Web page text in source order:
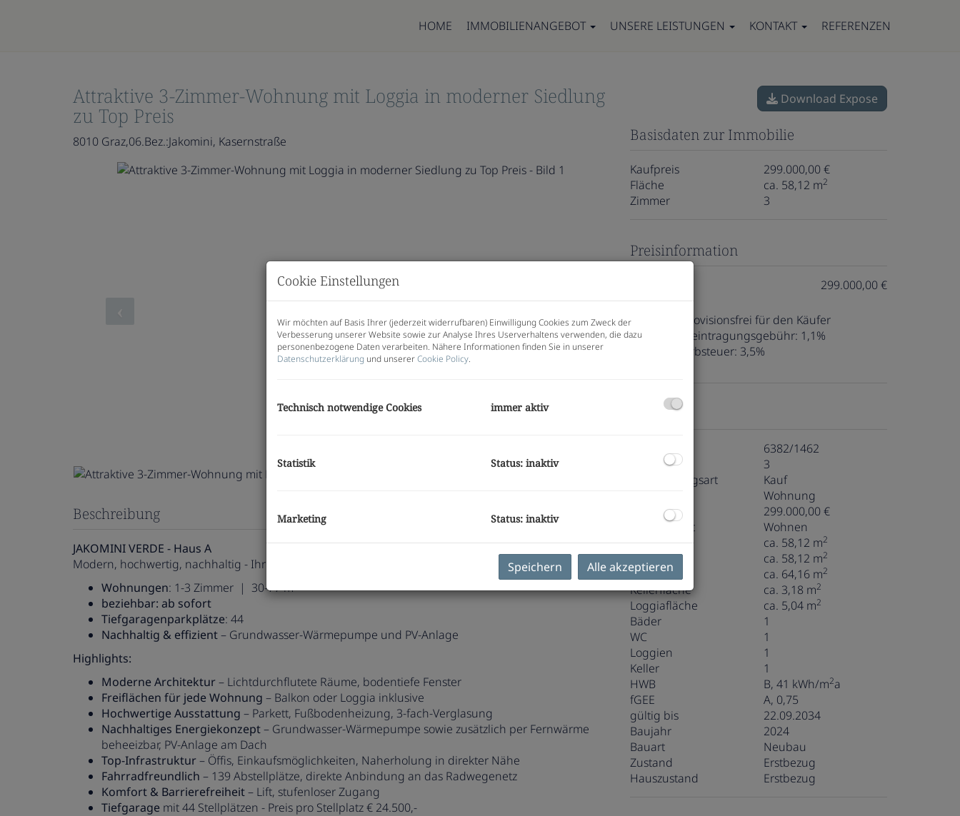
HOME IMMOBILIENANGEBOT UNSERE LEISTUNGEN KONTAKT REFERENZEN
Attraktive 3-Zimmer-Wohnung mit Loggia in moderner Siedlung
zu Top Preis
8010 Graz,06.Bez.:Jakomini, Kasernstraße
Beschreibung
JAKOMINI VERDE - Haus A
Modern, hochwertig, nachhaltig - Ihr neues Zuhause im Graz-Jakomini!
Wohnungen: 1-3 Zimmer | 30-77 m²
beziehbar: ab sofort
Tiefgaragenparkplätze: 44
Nachhaltig & effizient– Grundwasser-Wärmepumpe und PV-Anlage
Highlights:
Moderne Architektur– Lichtdurchflutete Räume, bodentiefe Fenster
Freiflächen für jede Wohnung – Balkon oder Loggia inklusive
Hochwertige Ausstattung – Parkett, Fußbodenheizung, 3-fach-Verglasung
Nachhaltiges Energiekonzept– Grundwasser-Wärmepumpe sowie zusätzlich per Fernwärme
beheeizbar, PV-Anlage am Dach
Top-Infrastruktur– Öffis, Einkaufsmöglichkeiten, Naherholung in direkter Nähe
Fahrradfreundlich – 139 Abstellplätze, direkte Anbindung an das Radwegenetz
Komfort & Barrierefreiheit– Lift, stufenloser Zugang
Tiefgarage mit 44 Stellplätzen - Preis pro Stellplatz € 24.500,-
Download Expose
Basisdaten zur Immobilie
Kaufpreis
299.000,00 €
Fläche
ca. 58,12 m2
Zimmer 3
Preisinformation
299.000,00 €
Provision:
Provisionsfrei für den Käufer
Grundbucheintragungsgebühr: 1,1%
Grunderwerbsteuer: 3,5%
Eckdaten
6382/1462
Zimmer
3
Vermarktungsart
Kauf
Wohnung
Kaufpreis
299.000,00 €
Nutzungsart
Wohnen
Fläche
ca. 58,12 m2
Wohnfläche ca. 58,12 m2
Nutzfläche ca. 64,16 m2
Kellerfläche ca. 3,18 m2
Loggiafläche ca. 5,04 m2
Bäder
1
WC
1
Loggien
1
Keller
1
HWB
B, 41 kWh/m2a
fGEE
A, 0,75
gültig bis
22.09.2034
Baujahr
2024
Bauart
Neubau
Zustand
Erstbezug
Hauszustand
Erstbezug
Cookie Einstellungen
Wir möchten auf Basis Ihrer (jederzeit widerrufbaren) Einwilligung Cookies zum Zweck der
Verbesserung unserer Website sowie zur Analyse Ihres Userverhaltens verwenden, die dazu
personenbezogene Daten verarbeiten. Nähere Informationen finden Sie in unserer
Datenschutzerklärung und unsererCookie Policy.
Technisch notwendige Cookies immer aktiv
Statistik Status: inaktiv
Marketing Status: inaktiv
Speichern Alle akzeptieren